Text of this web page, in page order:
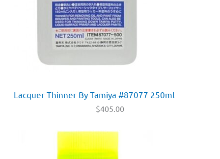
Lacquer Thinner By Tamiya #87077 250ml
$405.00